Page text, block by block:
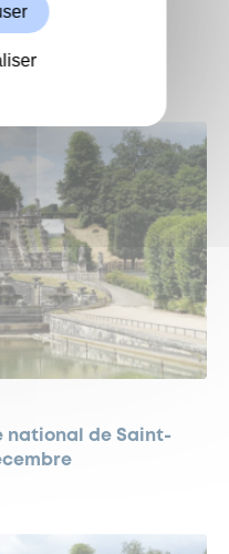
des oiseaux et
national de Saint-